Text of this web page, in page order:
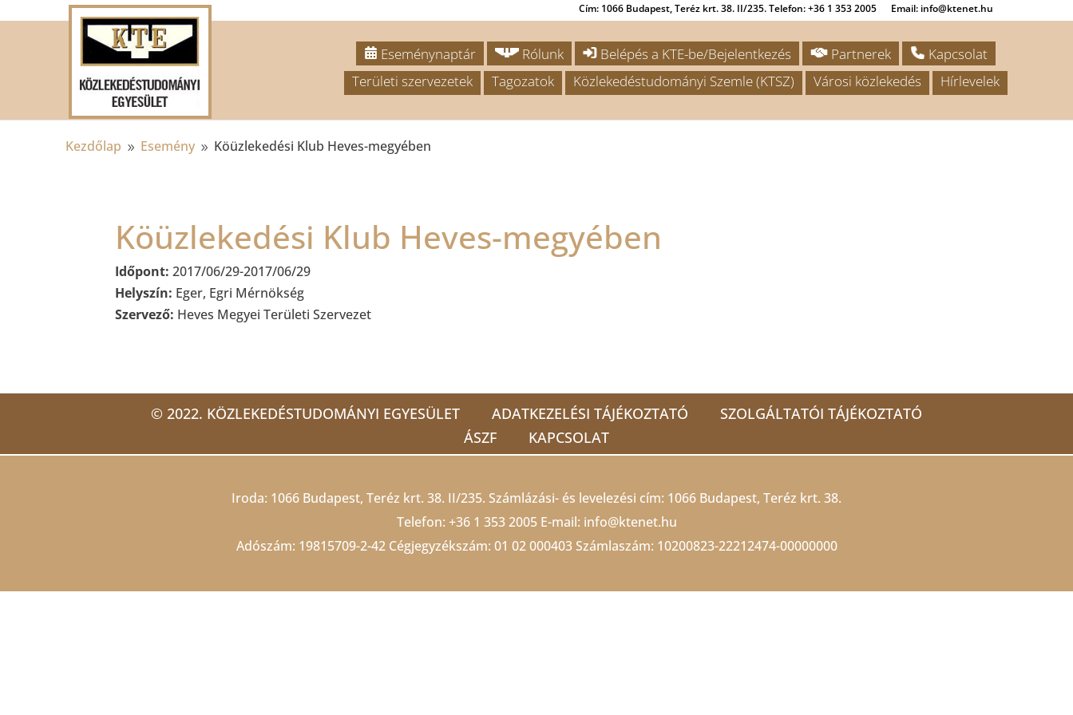
Cím: 1066 Budapest, Teréz krt. 38. II/235. Telefon: +36 1 353 2005 Email: info@ktenet.hu
Eseménynaptár Rólunk Belépés a KTE-be/Bejelentkezés Partnerek
Kapcsolat
.Területi szervezetek Tagozatok Közlekedéstudományi Szemle (KTSZ) Városi közlekedés Hírlevelek
Kezdőlap 9 Esemény 9 Köüzlekedési Klub Heves-megyében
Köüzlekedési Klub Heves-megyében
Időpont: 2017/06/29-2017/06/29
Helyszín: Eger, Egri Mérnökség
Szervező: Heves Megyei Területi Szervezet
© 2022. KÖZLEKEDÉSTUDOMÁNYI EGYESÜLET ADATKEZELÉSI TÁJÉKOZTATÓ
SZOLGÁLTATÓI TÁJÉKOZTATÓ
ÁSZF
KAPCSOLAT
Iroda: 1066 Budapest, Teréz krt. 38. II/235. Számlázási- és levelezési cím: 1066 Budapest, Teréz krt. 38.
Telefon: +36 1 353 2005 E-mail: info@ktenet.hu
Adószám: 19815709-2-42 Cégjegyzékszám: 01 02 000403Számlaszám: 10200823-22212474-00000000